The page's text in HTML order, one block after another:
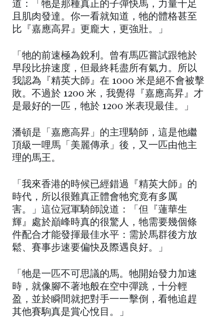
道：「牠是那種真正的子彈快馬，力量十足
且肌肉發達。你一看就知道，牠的體格甚至
比『嘉應高昇』更龐大，更強壯。」
「牠的前速極為銳利。曾有馬匹嘗試跟牠於
早段比拚速度，但最終耗盡所有氣力。所以
我認為『精英大師』在 1000 米是絕不會被擊
敗。不過於 1200 米，我覺得『嘉應高昇』才
是最好的一匹，牠於 1200 米表現最佳。」
潘頓是「嘉應高昇」的主理騎師，這是他繼
頂級一哩馬「美麗傳承」後，又一匹由他主
理的馬王。
「我來香港的時候已經錯過『精英大師』的
時代，所以很難真正體會牠究竟有多厲
害。」這位冠軍騎師說道：「但『蓮華生
輝』處於巔峰時真的很驚人，牠需要幾個條
件配合才能發揮最佳水平：需於馬群後方放
鬆、賽事步速要偏快及際遇良好。」
「牠是一匹不可思議的馬。牠開始發力加速
時，就像腳不著地般在空中彈跳，十分輕
盈，並於瞬間就把對手一一擊倒，看牠追趕
其他賽駒真是賞心悅目。」